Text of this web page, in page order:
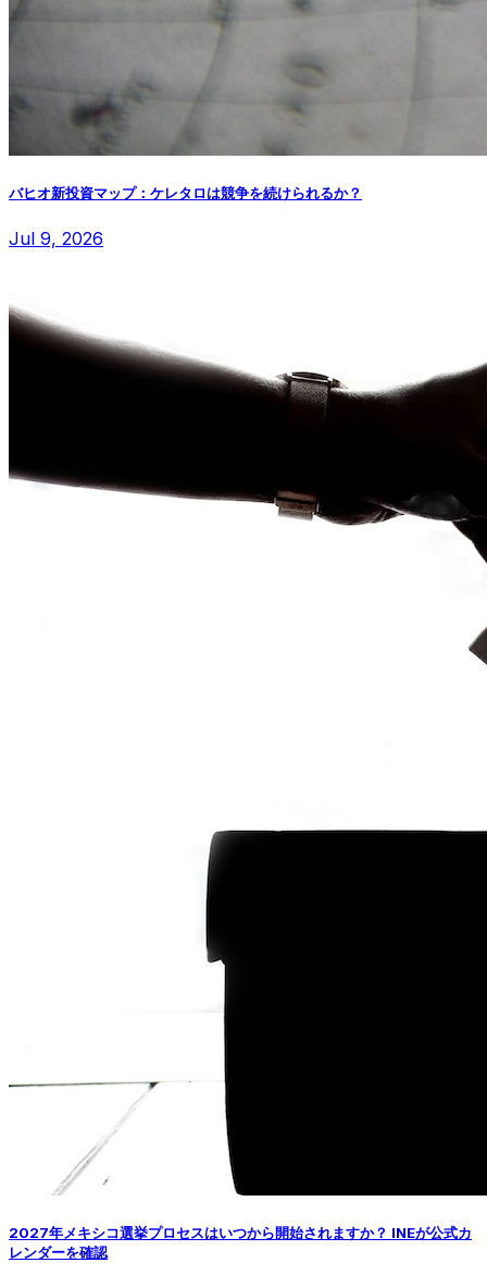
バヒオ新投資マップ：ケレタロは競争を続けられるか？
Jul 9, 2026
2027年メキシコ選挙プロセスはいつから開始されますか？ INEが公式カ
レンダーを確認